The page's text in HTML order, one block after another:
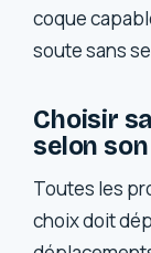
coque
soute sans
Choisir
selon
Toutes les
choix doit